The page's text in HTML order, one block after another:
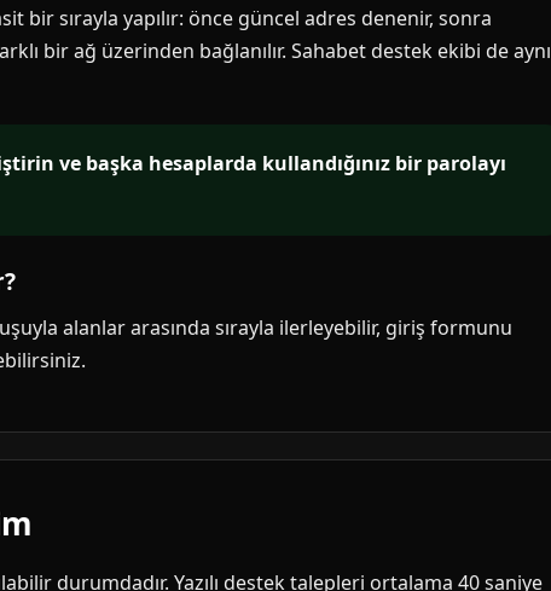
bir sırayla yapılır: önce güncel adres denenir, sonra
bir ağ üzerinden bağlanılır. Sahabet destek ekibi de aynı
ve başka hesaplarda kullandığınız bir parolayı
alanlar arasında sırayla ilerleyebilir, giriş formunu
durumdadır. Yazılı destek talepleri ortalama 40 saniye